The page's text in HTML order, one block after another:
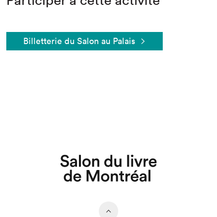
Billetterie du Salon au Palais